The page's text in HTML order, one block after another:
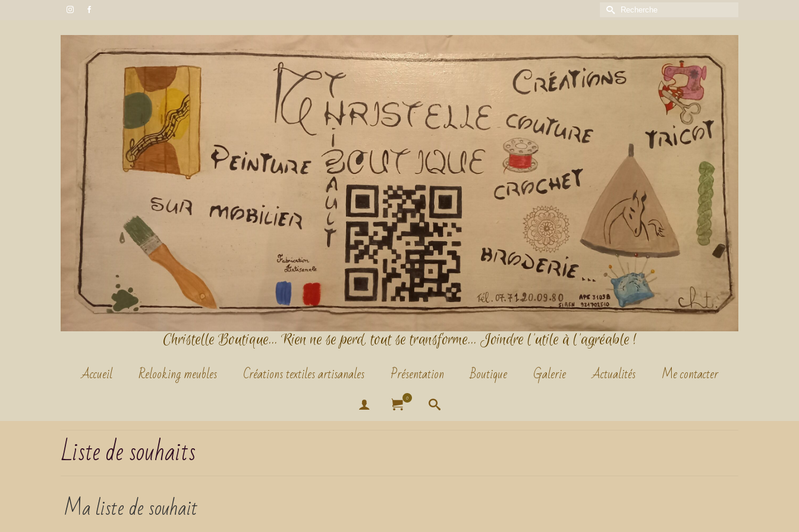
Rechercher :
Christelle Boutique... Rien ne se perd, tout se transforme... Joindre l'utile à l'agréable !
Accueil Relooking meubles Créations textiles artisanales Présentation Boutique Galerie Actualités Me contacter
0
Liste de souhaits
Ma liste de souhait